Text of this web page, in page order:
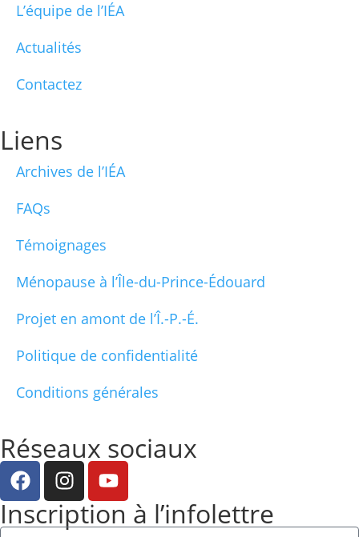
L’équipe de l’IÉA
Actualités
Contactez
Liens
Archives de l’IÉA
FAQs
Témoignages
Ménopause à l’Île-du-Prince-Édouard
Projet en amont de l’Î.-P.-É.
Politique de confidentialité
Conditions générales
Réseaux sociaux
Inscription à l’infolettre